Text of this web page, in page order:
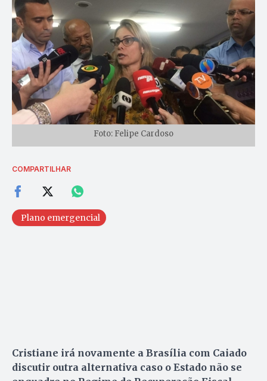
Foto: Felipe Cardoso
COMPARTILHAR
Plano emergencial
Cristiane irá novamente a Brasília com Caiado
discutir outra alternativa caso o Estado não se